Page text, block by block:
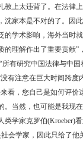
上太违背了。在法律
家本是不对的了。因
学术影响，海外当时
理解作出了重要贡献”
有研究中国法律与中
有注意在巨大时间跨
看，您自己是如何评价
当然，也可能是我现
家克罗伯(Kroeber)
会学家，因此只给了